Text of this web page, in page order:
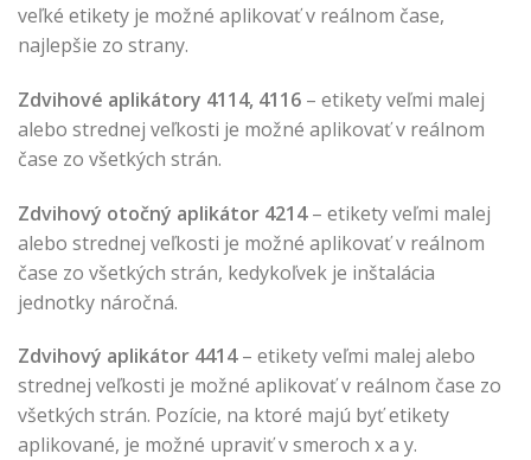
veľké etikety je možné aplikovať v reálnom čase,
najlepšie zo strany.
Zdvihové aplikátory 4114, 4116 – etikety veľmi malej
alebo strednej veľkosti je možné aplikovať v reálnom
čase zo všetkých strán.
Zdvihový otočný aplikátor 4214– etikety veľmi malej
alebo strednej veľkosti je možné aplikovať v reálnom
čase zo všetkých strán, kedykoľvek je inštalácia
jednotky náročná.
Zdvihový aplikátor 4414– etikety veľmi malej alebo
strednej veľkosti je možné aplikovať v reálnom čase zo
všetkých strán. Pozície, na ktoré majú byť etikety
aplikované, je možné upraviť v smeroch x a y.